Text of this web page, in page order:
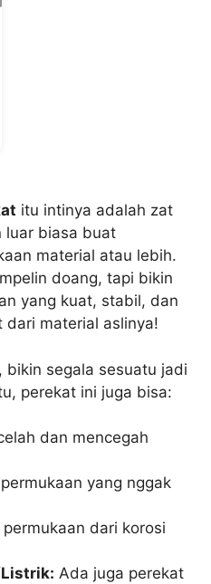
itu intinya adalah zat
luar biasa buat
material atau lebih.
doang, tapi bikin
yang kuat, stabil, dan
dari material aslinya!
bikin segala sesuatu jadi
perekat ini juga bisa:
dan mencegah
yang nggak
dari korosi
Ada juga perekat